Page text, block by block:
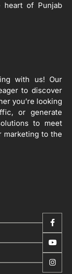
ਡਿਜੀਟਾਈਜ਼ੇਸ਼ਨ
ਜ਼ਿਲ੍ਹਾ ਚੋਣ
ਟਾਊਨਹਾਲ
ਕਰ ਰਹੇ
heart of Punjab
with us! Our
to discover
you’re looking
or generate
to meet
marketing to the